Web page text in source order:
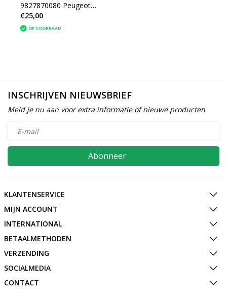
9827870080 Peugeot
208
€25,00
OP VOORRAAD
INSCHRIJVEN NIEUWSBRIEF
Meld je nu aan voor extra informatie of nieuwe producten
Abonneer
KLANTENSERVICE
MIJN ACCOUNT
INTERNATIONAL
BETAALMETHODEN
VERZENDING
SOCIALMEDIA
CONTACT